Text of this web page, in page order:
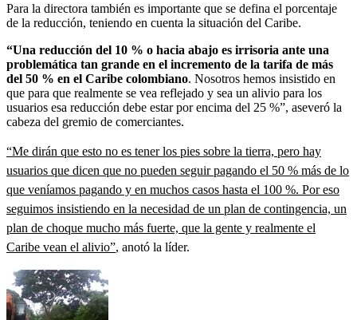
Para la directora también es importante que se defina el porcentaje
de la reducción, teniendo en cuenta la situación del Caribe.
“Una reducción del 10 % o hacia abajo es irrisoria ante una
problemática tan grande en el incremento de la tarifa de más
del 50 % en el Caribe colombiano. Nosotros hemos insistido en
que para que realmente se vea reflejado y sea un alivio para los
usuarios esa reducción debe estar por encima del 25 %”, aseveró la
cabeza del gremio de comerciantes.
“Me dirán que esto no es tener los pies sobre la tierra, pero hay
usuarios que dicen que no pueden seguir pagando el 50 % más de lo
que veníamos pagando y en muchos casos hasta el 100 %. Por eso
seguimos insistiendo en la necesidad de un plan de contingencia, un
plan de choque mucho más fuerte, que la gente y realmente el
Caribe vean el alivio”, anotó la líder.